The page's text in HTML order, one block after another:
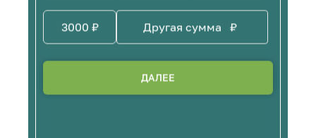
3000 ₽ ₽
ДАЛЕЕ